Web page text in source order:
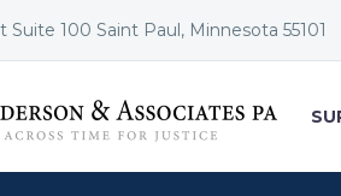
Suite 100 Saint Paul, Minnesota 55101